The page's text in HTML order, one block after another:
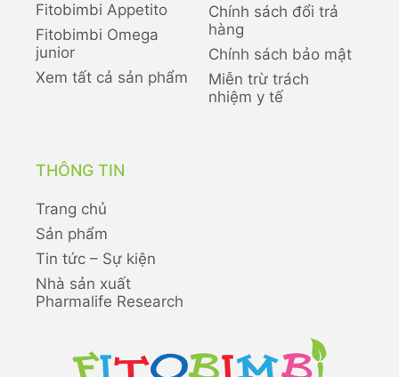
Fitobimbi Appetito
Fitobimbi Omega
junior
Xem tất cả sản phẩm
Chính sách đổi trả
hàng
Chính sách bảo mật
Miễn trừ trách
nhiệm y tế
THÔNG TIN
Trang chủ
Sản phẩm
Tin tức – Sự kiện
Nhà sản xuất
Pharmalife Research